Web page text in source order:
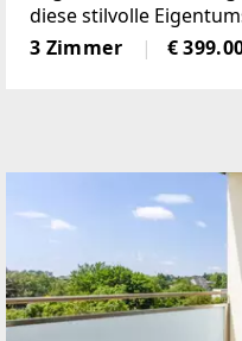
diese stilvolle
Wohnatmosphäre,
und einem Ambiente
3 Zimmer €